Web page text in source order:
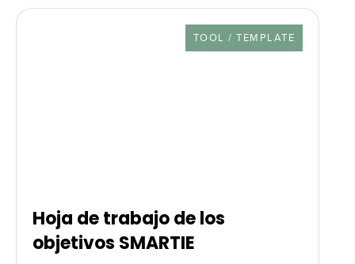
RESOURCE TYPE
TOOL / TEMPLATE
Hoja de trabajo de los
objetivos SMARTIE